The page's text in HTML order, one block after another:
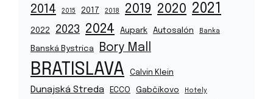
2014 2015 2017 2018 2019 2020 2021
2022 2023 2024 Aupark Autosalón Banka
Banská Bystrica Bory Mall
BRATISLAVA Calvin Klein
Dunajská Streda ECCO Gabčíkovo Hotely